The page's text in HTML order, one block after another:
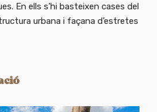
En ells s’hi basteixen cases del
urbana i façana d’estretes